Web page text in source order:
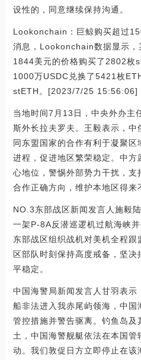
设性的，同意继续保持沟通。
Lookonchain：巨鲸购买超过
消息，Lookonchain数据显示，
1844美元的价格购买了2802枚
1000万USDC兑换了5421枚
stETH。[2023/7/25 15:56:06]
当地时间7月13日，中央外办主
斯外长拉夫罗夫。王毅表示，中
同东盟国家的合作有利于凝聚区
进程，促进地区繁荣稳定。中方
心地位，警惕外部势力干扰，支
合作正确方向，维护本地区得来
NO.3东部战区新闻发言人施毅
一架P-8A反潜巡逻机过航海峡
东部战区组织战机对美机全程
区部队时刻保持高度戒备，坚
平稳定。
中国海警局新闻发言人甘羽表示
船非法进入我赤尾屿领海，中
管控措施并警告驱离。钓鱼岛及
土，中国海警舰艇依法在本国
动。我们敦促日方立即停止在该